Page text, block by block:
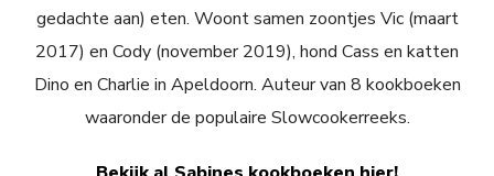
gedachte aan) eten. Woont samen zoontjes Vic (maart
2017) en Cody (november 2019), hond Cass en katten
Dino en Charlie in Apeldoorn. Auteur van 8 kookboeken
waaronder de populaire Slowcookerreeks.